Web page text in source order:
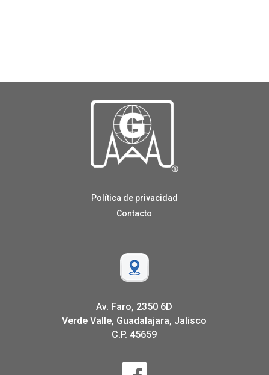
Política de privacidad
Contacto
Av. Faro, 2350 6D
Verde Valle, Guadalajara, Jalisco
C.P. 45659